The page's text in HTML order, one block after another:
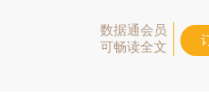
数据通会员
可畅读全文